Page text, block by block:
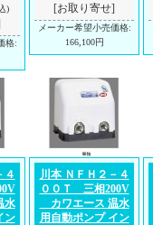
)
格:
[お取り寄せ]
メーカー希望小売価格:
166,100円
４
水
ン
川本 ＮＦＨ２－４
００Ｔ 三相200V
カワエース 温水
用自動ポンプ イン